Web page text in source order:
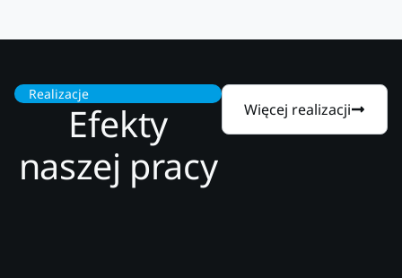
Realizacje
Efekty
naszej pracy
Więcej realizacji